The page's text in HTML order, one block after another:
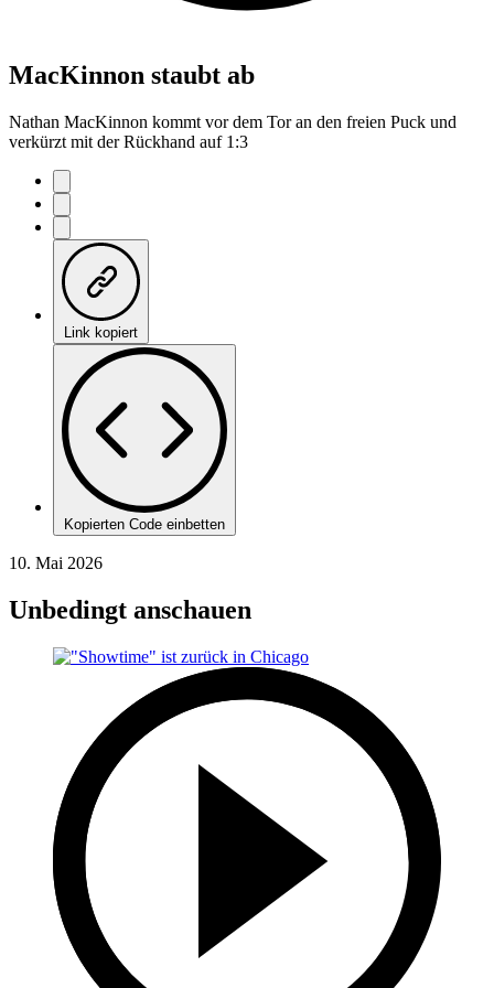
MacKinnon staubt ab
Nathan MacKinnon kommt vor dem Tor an den freien Puck und
verkürzt mit der Rückhand auf 1:3
Link kopiert
Kopierten Code einbetten
10. Mai 2026
Unbedingt anschauen